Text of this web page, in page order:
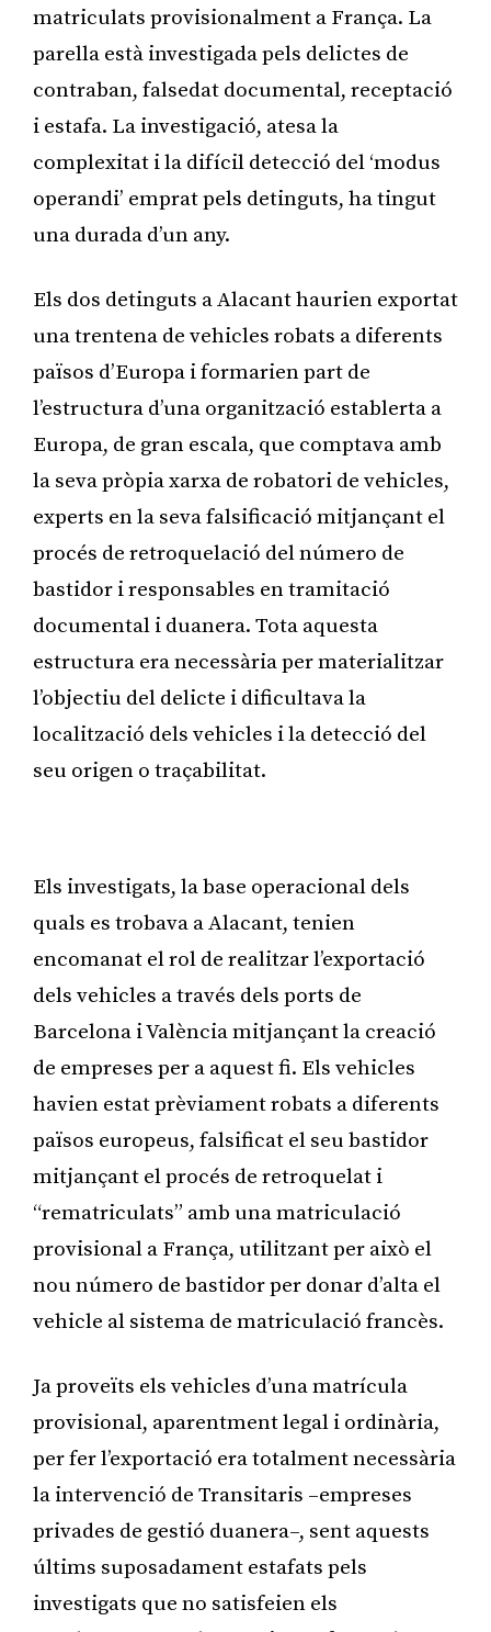
matriculats provisionalment a França. La
parella està investigada pels delictes de
contraban, falsedat documental, receptació
i estafa. La investigació, atesa la
complexitat i la difícil detecció del ‘modus
operandi’ emprat pels detinguts, ha tingut
una durada d’un any.
Els dos detinguts a Alacant haurien exportat
una trentena de vehicles robats a diferents
països d’Europa i formarien part de
l’estructura d’una organització establerta a
Europa, de gran escala, que comptava amb
la seva pròpia xarxa de robatori de vehicles,
experts en la seva falsificació mitjançant el
procés de retroquelació del número de
bastidor i responsables en tramitació
documental i duanera. Tota aquesta
estructura era necessària per materialitzar
l’objectiu del delicte i dificultava la
localització dels vehicles i la detecció del
seu origen o traçabilitat.
Els investigats, la base operacional dels
quals es trobava a Alacant, tenien
encomanat el rol de realitzar l’exportació
dels vehicles a través dels ports de
Barcelona i València mitjançant la creació
de empreses per a aquest fi. Els vehicles
havien estat prèviament robats a diferents
països europeus, falsificat el seu bastidor
mitjançant el procés de retroquelat i
“rematriculats” amb una matriculació
provisional a França, utilitzant per això el
nou número de bastidor per donar d’alta el
vehicle al sistema de matriculació francès.
Ja proveïts els vehicles d’una matrícula
provisional, aparentment legal i ordinària,
per fer l’exportació era totalment necessària
la intervenció de Transitaris –empreses
privades de gestió duanera–, sent aquests
últims suposadament estafats pels
investigats que no satisfeien els